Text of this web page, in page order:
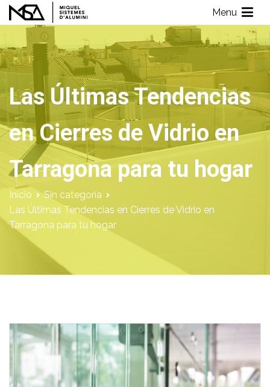
Saltar
al
contenido
Miquel Sistemes d'Alumini
Empresa de Aluminios con más de 40 años de experiencia
Menu
Las Últimas Tendencias
en Cierres de Vidrio en
Tarragona para tu hogar
Inicio
Sin categoría
Las Últimas Tendencias en Cierres de Vidrio en
Tarragona para tu hogar